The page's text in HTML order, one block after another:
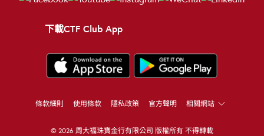
下載CTF Club App
條款細則 使用條款 隱私政策 官方聲明 相關網站
© 2026 周大福珠寶金行有限公司 版權所有 不得轉載